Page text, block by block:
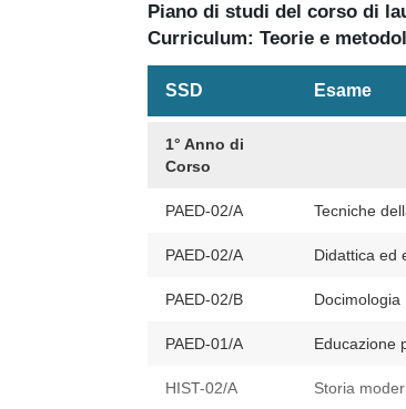
Piano di studi del corso di
Curriculum: Teorie e
SSD Esame
1° Anno di
Corso
PAED-02/A Tecniche
PAED-02/A Didattica ed
PAED-02/B Docimologia
PAED-01/A Educazione
HIST-02/A Storia